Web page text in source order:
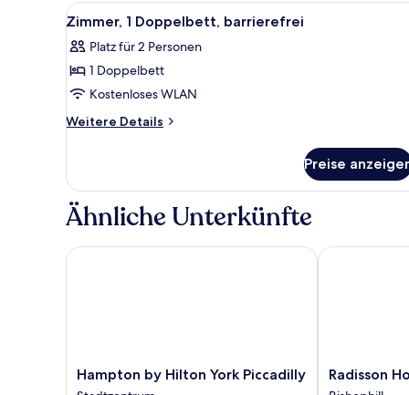
Alle
Fotos
für
Zimmer,
1
Doppelbett,
Ein ordentlich bezogenes
5
Zimmer, 1 Doppelbett, barrierefrei
Platz für 2 Personen
1 Doppelbett
Kostenloses WLAN
Weitere Details
Weitere
1
Doppelbett,
barrierefrei
Preise
Ähnliche Unterkünfte
Hampton
by
Hampton by Hilton York Piccadilly
Hampton by Hilton York Piccadilly
Radisson
Hotel
Radisson
Radisson